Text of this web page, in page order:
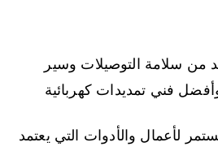
من سلامة التوصيلات وسير
فني تمديدات كهربائية
لأعمال والأدوات التي يعتمد